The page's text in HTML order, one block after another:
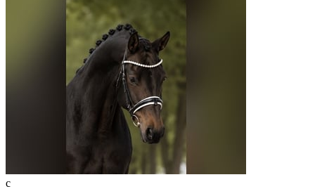
c